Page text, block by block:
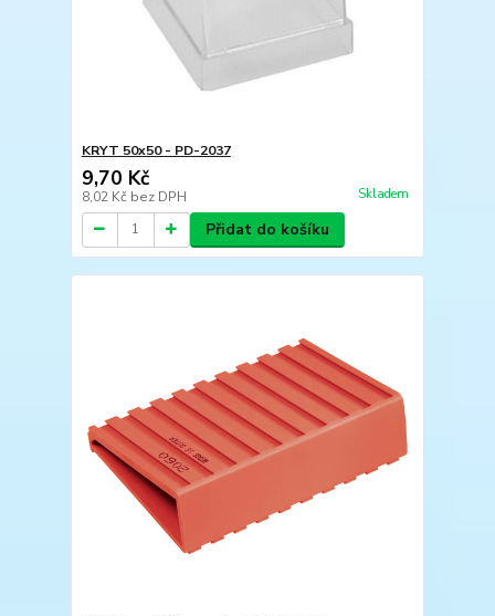
KRYT 50x50 - PD-2037
9,70 Kč
8,02 Kč bez DPH Skladem
Přidat do košíku